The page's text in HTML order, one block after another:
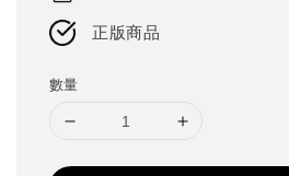
正版商品
數量